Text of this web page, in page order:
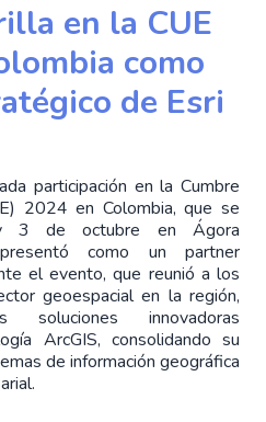
en la CUE
como
de Esri
participación en la Cumbre
2024 en Colombia,que se
de octubre en Ágora
como un partner
el evento, que reunió a los
geoespacial en la región,
innovadoras
ArcGIS, consolidando su
de información geográfica